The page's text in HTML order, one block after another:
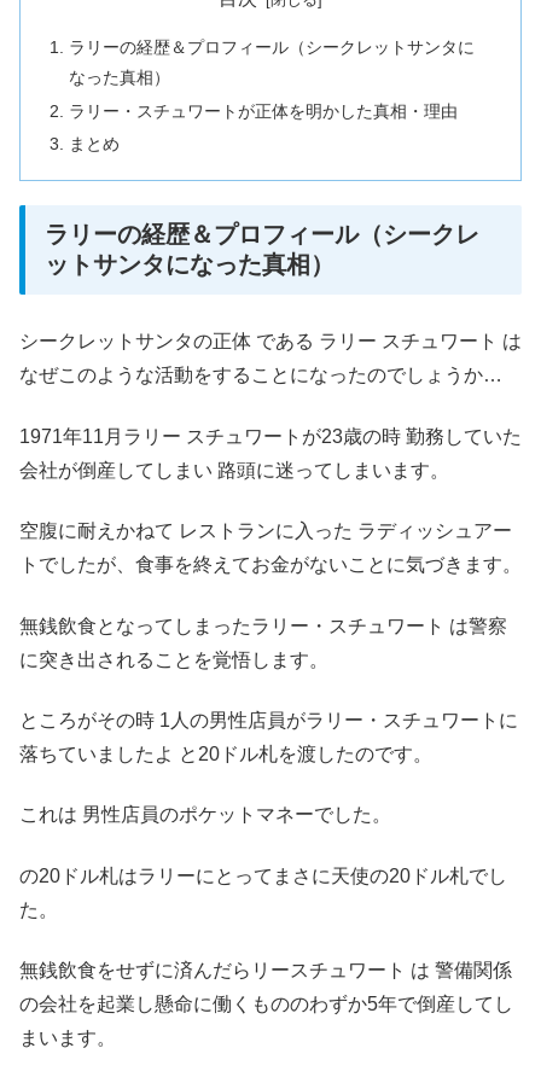
ラリーの経歴＆プロフィール（シークレットサンタに
なった真相）
ラリー・スチュワートが正体を明かした真相・理由
まとめ
ラリーの経歴＆プロフィール（シークレ
ットサンタになった真相）
シークレットサンタの正体 である ラリー スチュワート は
なぜこのような活動をすることになったのでしょうか…
1971年11月ラリー スチュワートが23歳の時 勤務していた
会社が倒産してしまい 路頭に迷ってしまいます。
空腹に耐えかねて レストランに入った ラディッシュアー
トでしたが、食事を終えてお金がないことに気づきます。
無銭飲食となってしまったラリー・スチュワート は警察
に突き出されることを覚悟します。
ところがその時 1人の男性店員がラリー・スチュワートに
落ちていましたよ と20ドル札を渡したのです。
これは 男性店員のポケットマネーでした。
の20ドル札はラリーにとってまさに天使の20ドル札でし
た。
無銭飲食をせずに済んだらリースチュワート は 警備関係
の会社を起業し懸命に働くもののわずか5年で倒産してし
まいます。